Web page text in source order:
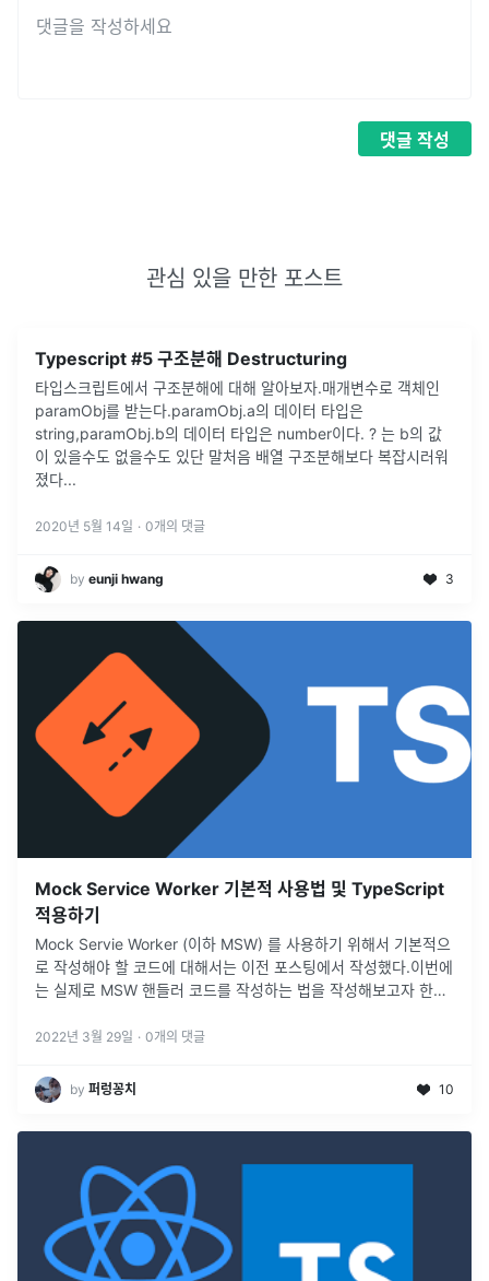
댓글 작성
관심 있을 만한 포스트
Typescript #5 구조분해 Destructuring
타입스크립트에서 구조분해에 대해 알아보자.매개변수로 객체인
paramObj를 받는다.paramObj.a의 데이터 타입은
string,paramObj.b의 데이터 타입은 number이다. ? 는 b의 값
이 있을수도 없을수도 있단 말처음 배열 구조분해보다 복잡시러워
졌다...
2020년 5월 14일 · 0개의 댓글
by eunji hwang 3
Mock Service Worker 기본적 사용법 및 TypeScript
적용하기
Mock Servie Worker (이하 MSW) 를 사용하기 위해서 기본적으
로 작성해야 할 코드에 대해서는 이전 포스팅에서 작성했다.이번에
는 실제로 MSW 핸들러 코드를 작성하는 법을 작성해보고자 한다.
분...
2022년 3월 29일 · 0개의 댓글
by 퍼렁꽁치 10